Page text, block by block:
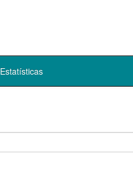
Estatísticas